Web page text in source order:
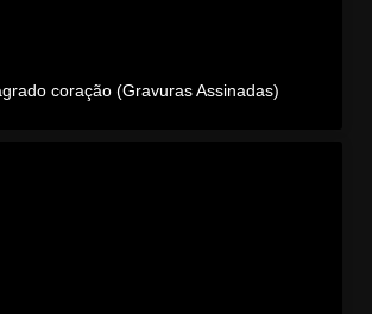
coração (Gravuras Assinadas)